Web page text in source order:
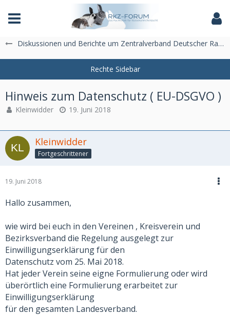
Das Fachforum der Rassekaninchenzucht
Diskussionen und Berichte um Zentralverband Deutscher Rasse-Kaninchenzüchter e.V. (ZDRK)
Hinweis zum Datenschutz ( EU-DSGVO )
Kleinwidder 19. Juni 2018
Kleinwidder
Fortgeschrittener
19. Juni 2018
Hallo zusammen,
wie wird bei euch in den Vereinen , Kreisverein und
Bezirksverband die Regelung ausgelegt zur
Einwilligungserklärung für den
Datenschutz vom 25. Mai 2018.
Hat jeder Verein seine eigne Formulierung oder wird
überörtlich eine Formulierung erarbeitet zur
Einwilligungserklärung
für den gesamten Landesverband.